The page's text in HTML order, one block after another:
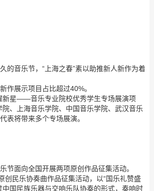
的音乐节，“上海之春”素以助推新人新作为着
作展示项目占比超过40%。
新星——音乐专业院校优秀学生专场展演项
院、上海音乐学院、中国音乐学院、武汉音乐
表将带来多个专场展演。
节面向全国开展两项原创作品征集活动。
创民乐协奏曲作品征集活动，以“国乐礼赞盛
中国民族乐器与交响乐队协奏的形式，奏响时